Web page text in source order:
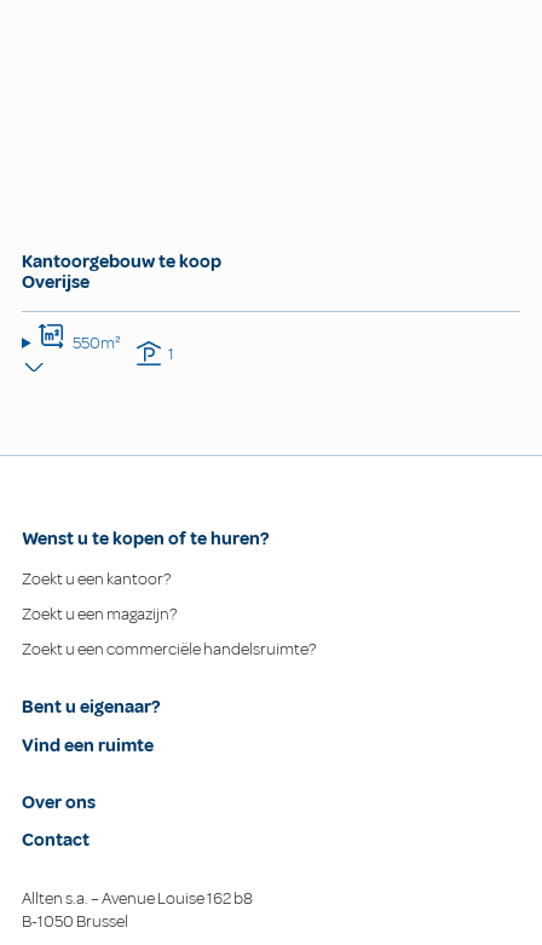
Kantoorgebouw te koop
Overijse
550m² 1
Wenst u te kopen of te huren?
Zoekt u een kantoor?
Zoekt u een magazijn?
Zoekt u een commerciële handelsruimte?
Bent u eigenaar?
Vind een ruimte
Over ons
Contact
Allten s.a. – Avenue Louise 162 b8
B-1050 Brussel